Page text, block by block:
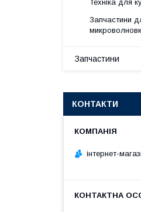
Техніка для
Запчастини
Запчастини
КОНТАКТИ
інтернет-